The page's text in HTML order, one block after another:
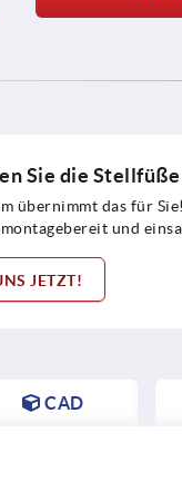
Sie die
übernimmt das für
und
JETZT!
CAD